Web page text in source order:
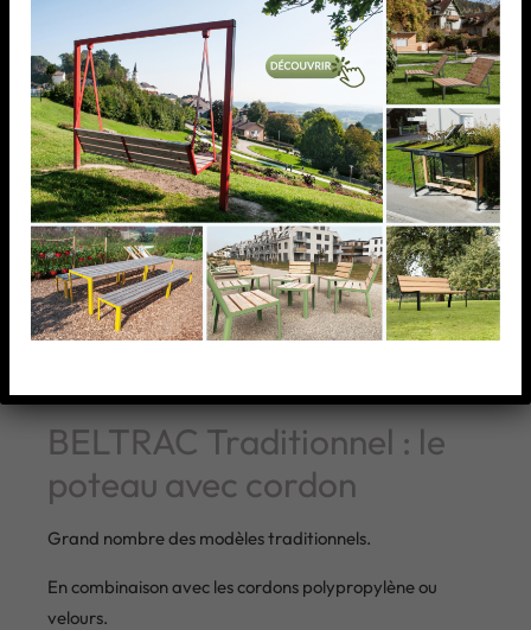
BELTRAC Traditionnel : le
poteau avec cordon
Grand nombre des modèles traditionnels.
En combinaison avec les cordons polypropylène ou
velours.